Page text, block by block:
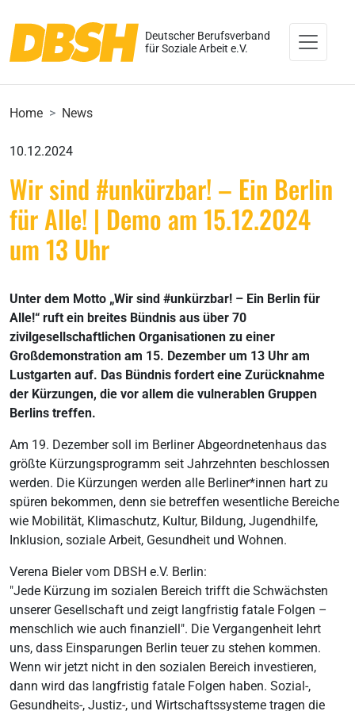
Deutscher Berufsverband
für Soziale Arbeit e.V.
Home News
10.12.2024
Wir sind #unkürzbar! – Ein Berlin
für Alle! | Demo am 15.12.2024
um 13 Uhr
Unter dem Motto „Wir sind #unkürzbar! – Ein Berlin für
Alle!“ ruft ein breites Bündnis aus über 70
zivilgesellschaftlichen Organisationen zu einer
Großdemonstration am 15. Dezember um 13 Uhr am
Lustgarten auf. Das Bündnis fordert eine Zurücknahme
der Kürzungen, die vor allem die vulnerablen Gruppen
Berlins treffen.
Am 19. Dezember soll im Berliner Abgeordnetenhaus das
größte Kürzungsprogramm seit Jahrzehnten beschlossen
werden. Die Kürzungen werden alle Berliner*innen hart zu
spüren bekommen, denn sie betreffen wesentliche Bereiche
wie Mobilität, Klimaschutz, Kultur, Bildung, Jugendhilfe,
Inklusion, soziale Arbeit, Gesundheit und Wohnen.
Verena Bieler vom DBSH e.V. Berlin:
"Jede Kürzung im sozialen Bereich trifft die Schwächsten
unserer Gesellschaft und zeigt langfristig fatale Folgen –
menschlich wie auch finanziell". Die Vergangenheit lehrt
uns, dass Einsparungen Berlin teuer zu stehen kommen.
Wenn wir jetzt nicht in den sozialen Bereich investieren,
dann wird das langfristig fatale Folgen haben. Sozial-,
Gesundheits-, Justiz-, und Wirtschaftssysteme tragen die